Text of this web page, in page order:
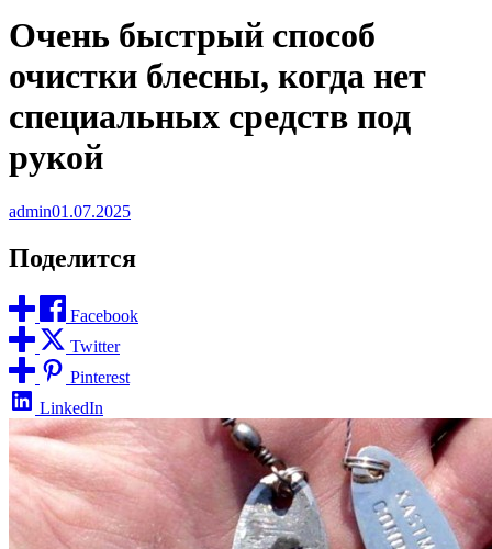
Очень быстрый способ
очистки блесны, когда нет
специальных средств под
рукой
admin01.07.2025
Поделится
Facebook
Twitter
Pinterest
LinkedIn